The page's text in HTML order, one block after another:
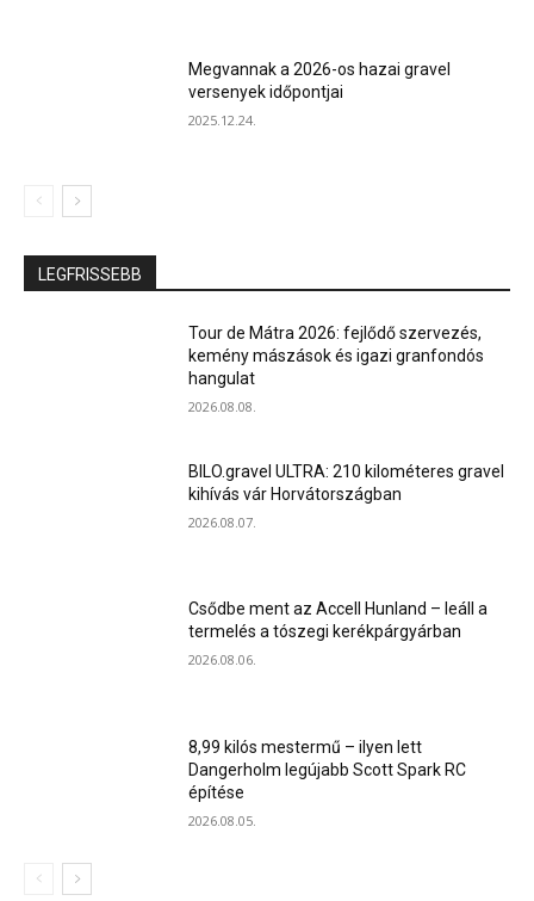
Megvannak a 2026-os hazai gravel
versenyek időpontjai
2025.12.24.
LEGFRISSEBB
Tour de Mátra 2026: fejlődő szervezés,
kemény mászások és igazi granfondós
hangulat
2026.08.08.
BILO.gravel ULTRA: 210 kilométeres gravel
kihívás vár Horvátországban
2026.08.07.
Csődbe ment az Accell Hunland – leáll a
termelés a tószegi kerékpárgyárban
2026.08.06.
8,99 kilós mestermű – ilyen lett
Dangerholm legújabb Scott Spark RC
építése
2026.08.05.